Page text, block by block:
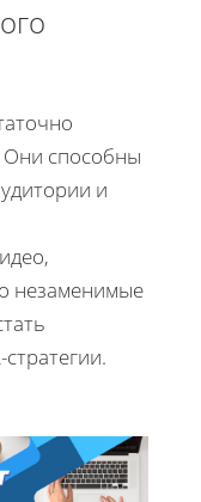
способны
и
незаменимые